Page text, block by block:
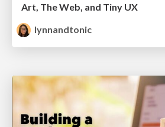
Art, The Web, and Tiny UX
lynnandtonic